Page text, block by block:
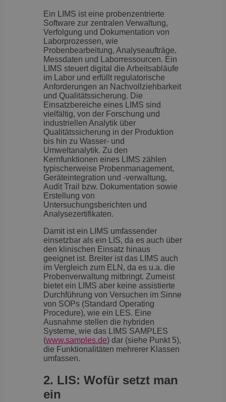
Ein LIMS ist eine probenzentrierte
Software zur zentralen Verwaltung,
Verfolgung und Dokumentation von
Laborprozessen, wie
Probenbearbeitung, Analyseaufträge,
Messdaten und Laborressourcen. Ein
LIMS steuert digital die Arbeitsabläufe
im Labor und erfüllt regulatorische
Anforderungen an Nachvollziehbarkeit
und Qualitätssicherung. Die
Einsatzbereiche eines LIMS sind
vielfältig, von der Forschung und
industriellen Analytik über
Qualitätssicherung in der Produktion
bis hin zu Wasser- und
Umweltanalytik. Zu den
Kernfunktionen eines LIMS zählen
typischerweise Probenmanagement,
Geräteintegration und -verwaltung,
Audit Trail bzw. Dokumentation sowie
Erstellung von
Untersuchungsberichten und
Analysezertifikaten.
Damit ist ein LIMS umfassender
einsetzbar als ein LIS, da es auch über
den klinischen Einsatz hinaus
geeignet ist. Breiter ist das LIMS auch
im Vergleich zum ELN, da es u.a. die
Probenverwaltung mitbringt. Zumeist
bietet ein LIMS aber keine assistierte
Durchführung von Versuchen im Sinne
von SOPs (Standard Operating
Procedure), wie ein LES. Eine
Ausnahme stellen die hybriden
Systeme, wie das LIMS SAMPLES
(www.samples.de) dar (siehe Punkt 5),
die Funktionalitäten mehrerer Klassen
umfassen.
2. LIS: Wofür setzt man
ein